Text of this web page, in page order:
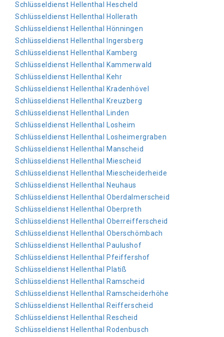
Schlüsseldienst Hellenthal Hescheld
Schlüsseldienst Hellenthal Hollerath
Schlüsseldienst Hellenthal Hönningen
Schlüsseldienst Hellenthal Ingersberg
Schlüsseldienst Hellenthal Kamberg
Schlüsseldienst Hellenthal Kammerwald
Schlüsseldienst Hellenthal Kehr
Schlüsseldienst Hellenthal Kradenhövel
Schlüsseldienst Hellenthal Kreuzberg
Schlüsseldienst Hellenthal Linden
Schlüsseldienst Hellenthal Losheim
Schlüsseldienst Hellenthal Losheimergraben
Schlüsseldienst Hellenthal Manscheid
Schlüsseldienst Hellenthal Miescheid
Schlüsseldienst Hellenthal Miescheiderheide
Schlüsseldienst Hellenthal Neuhaus
Schlüsseldienst Hellenthal Oberdalmerscheid
Schlüsseldienst Hellenthal Oberpreth
Schlüsseldienst Hellenthal Oberreifferscheid
Schlüsseldienst Hellenthal Oberschömbach
Schlüsseldienst Hellenthal Paulushof
Schlüsseldienst Hellenthal Pfeiffershof
Schlüsseldienst Hellenthal Platiß
Schlüsseldienst Hellenthal Ramscheid
Schlüsseldienst Hellenthal Ramscheiderhöhe
Schlüsseldienst Hellenthal Reifferscheid
Schlüsseldienst Hellenthal Rescheid
Schlüsseldienst Hellenthal Rodenbusch